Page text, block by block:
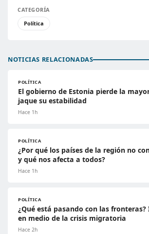
CATEGORÍA
Política
NOTICIAS RELACIONADAS
POLÍTICA
El gobierno de Estonia pierde la
jaque su estabilidad
Hace 1h
POLÍTICA
¿Por qué los países de la región no
y qué nos afecta a todos?
Hace 1h
POLÍTICA
¿Qué está pasando con las
en medio de la crisis migratoria
Hace 2h